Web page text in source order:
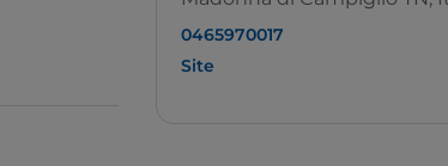
0465970017
Site